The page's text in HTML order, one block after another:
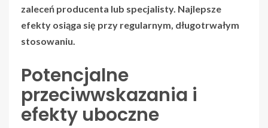
zaleceń producenta lub specjalisty. Najlepsze
efekty osiąga się przy regularnym, długotrwałym
stosowaniu.
Potencjalne
przeciwwskazania i
efekty uboczne